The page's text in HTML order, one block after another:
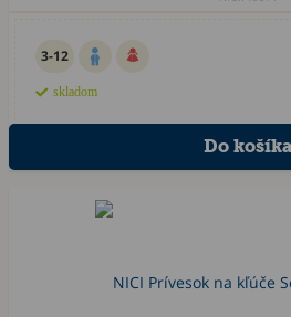
3-12
skladom